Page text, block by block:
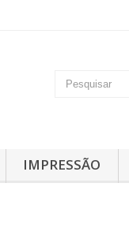
IMPRESSÃO